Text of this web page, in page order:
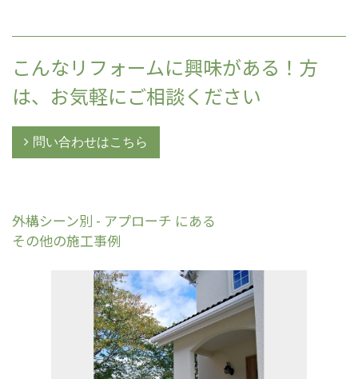
こんなリフォームに興味がある！方
は、お気軽にご相談ください
問い合わせはこちら
外構シーン別 - アプローチ にある
その他の施工事例